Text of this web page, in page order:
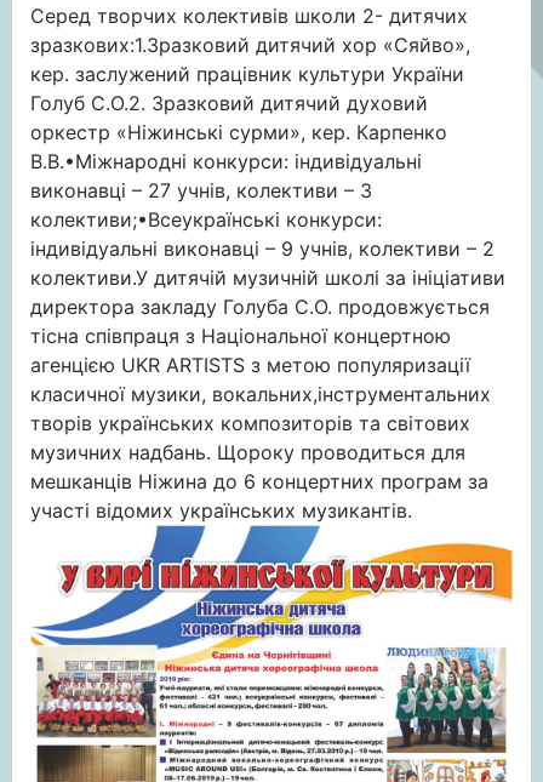
Серед творчих колективів школи 2- дитячих
зразкових:1.Зразковий дитячий хор «Сяйво»,
кер. заслужений працівник культури України
Голуб С.О.2. Зразковий дитячий духовий
оркестр «Ніжинські сурми», кер. Карпенко
В.В.•Міжнародні конкурси: індивідуальні
виконавці – 27 учнів, колективи – 3
колективи;•Всеукраїнські конкурси:
індивідуальні виконавці – 9 учнів, колективи – 2
колективи.У дитячій музичній школі за ініціативи
директора закладу Голуба С.О. продовжується
тісна співпраця з Національної концертною
агенцією UKR ARTISTS з метою популяризації
класичної музики, вокальних,інструментальних
творів українських композиторів та світових
музичних надбань. Щороку проводиться для
мешканців Ніжина до 6 концертних програм за
участі відомих українських музикантів.